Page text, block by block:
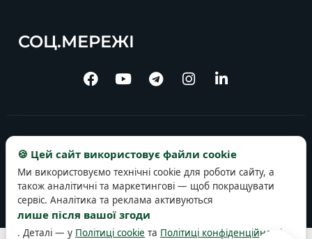
СОЦ.МЕРЕЖІ
🍪 Цей сайт використовує файли cookie
Ми використовуємо технічні cookie для роботи сайту, а
також аналітичні та маркетингові — щоб покращувати
сервіс. Аналітика та реклама активуються
лише після вашої згоди
. Деталі — у Політиці cookie та Політиці конфіденційності